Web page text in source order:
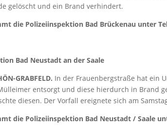
gelöscht und ein Brand verhindert.
die Polizeiinspektion Bad Brückenau unter
Bad Neustadt an der Saale
GRABFELD. In der Frauenbergstraße hat ein
entsorgt und diese hierdurch in Brand
diesen. Der Vorfall ereignete sich am
die Polizeiinspektion Bad Neustadt / Saale